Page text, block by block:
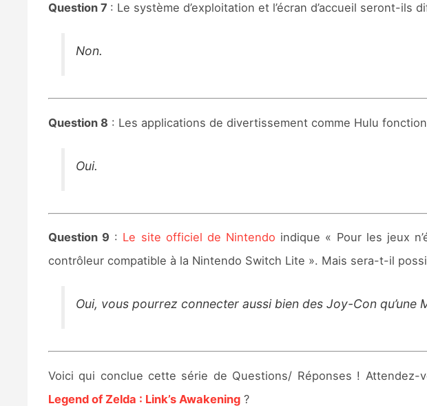
Question 7 : Le système d’exploitation et l’écran d’accueil seront-ils
Non.
Question 8 : Les applications de divertissement comme Hulu
Oui.
Question 9 : Le site officiel de Nintendo indique « Pour les jeux
contrôleur compatible à la Nintendo Switch Lite ». Mais sera-t-il
Oui, vous pourrez connecter aussi bien des Joy-Con qu’une
Voici qui conclue cette série de Questions/ Réponses ! Attendez-
Legend of Zelda : Link’s Awakening?